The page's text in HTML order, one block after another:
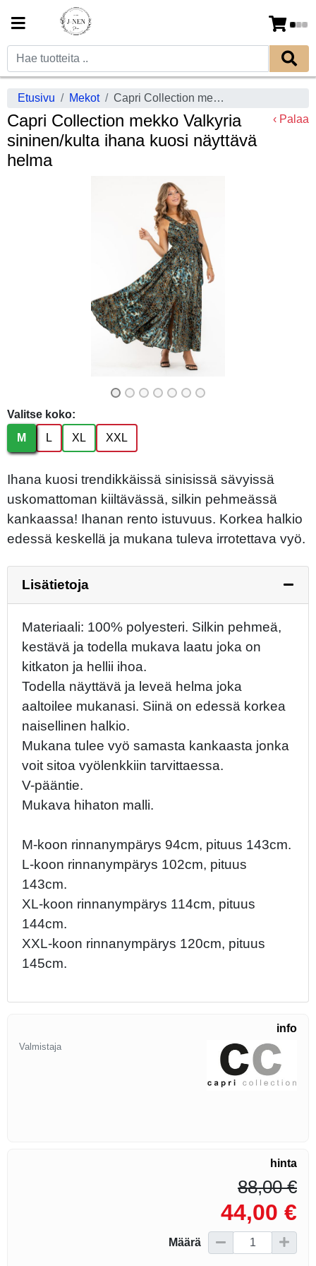
Etusivu Mekot Capri Collection mekko Valkyria sininen/kulta ihana kuosi näyttävä helma
Capri Collection mekko Valkyria
sininen/kulta ihana kuosi näyttävä
helma
‹ Palaa
Valitse koko:
M
L XL XXL
Ihana kuosi trendikkäissä sinisissä sävyissä
uskomattoman kiiltävässä, silkin pehmeässä
kankaassa! Ihanan rento istuvuus. Korkea halkio
edessä keskellä ja mukana tuleva irrotettava vyö.
Lisätietoja
Materiaali: 100% polyesteri. Silkin pehmeä,
kestävä ja todella mukava laatu joka on
kitkaton ja hellii ihoa.
Todella näyttävä ja leveä helma joka
aaltoilee mukanasi. Siinä on edessä korkea
naisellinen halkio.
Mukana tulee vyö samasta kankaasta jonka
voit sitoa vyölenkkiin tarvittaessa.
V-pääntie.
Mukava hihaton malli.
M-koon rinnanympärys 94cm, pituus 143cm.
L-koon rinnanympärys 102cm, pituus
143cm.
XL-koon rinnanympärys 114cm, pituus
144cm.
XXL-koon rinnanympärys 120cm, pituus
145cm.
info
Valmistaja
hinta
88,00 €
44,00 €
Määrä